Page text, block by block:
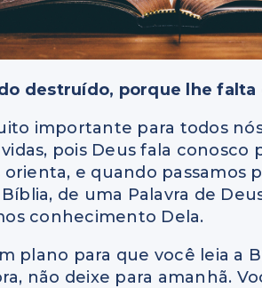
destruído, porque lhe
importante para todos
pois Deus fala conosco
e quando passamos
de uma Palavra de
conhecimento Dela.
plano para que você leia a
não deixe para amanhã.